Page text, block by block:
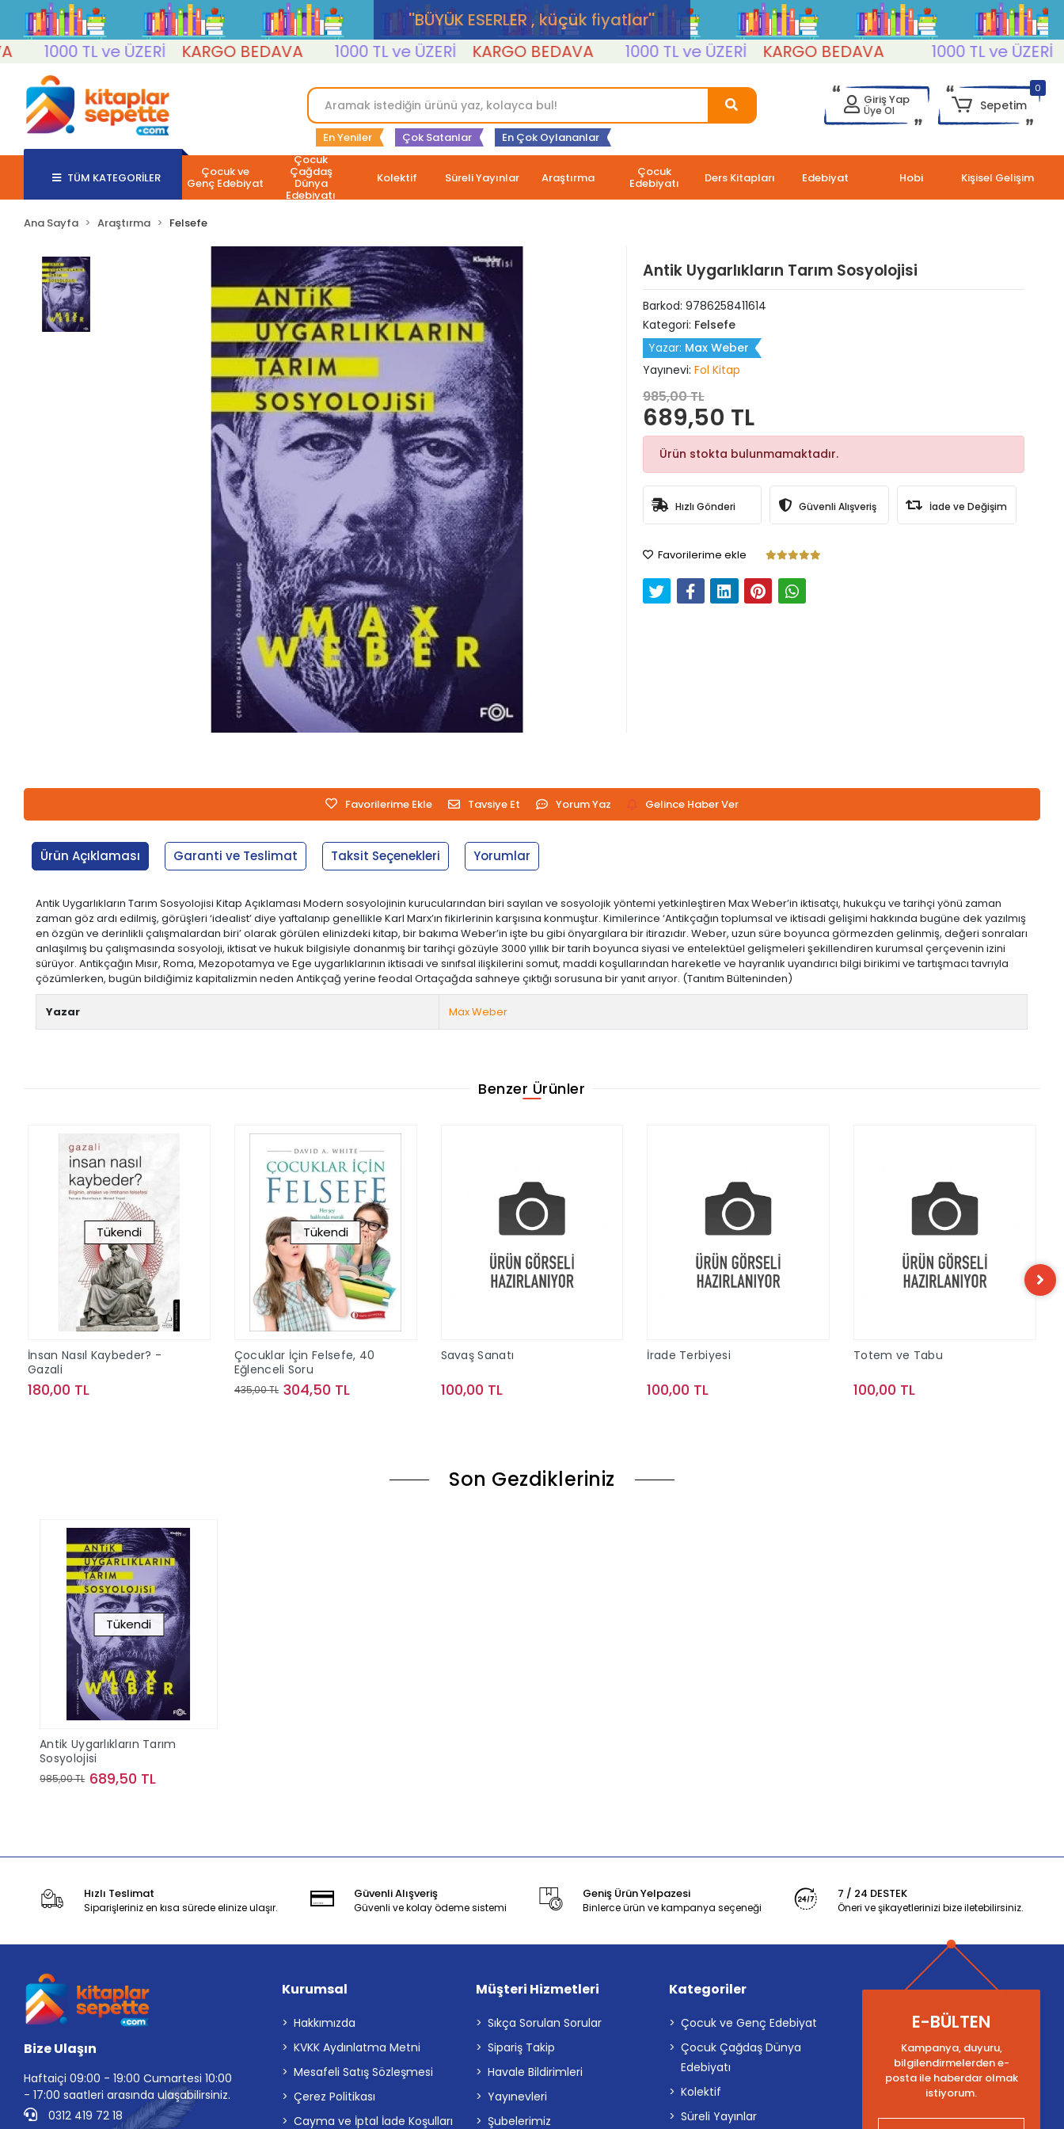
''BÜYÜK ESERLER , küçük fiyatlar''
1000 TL ve ÜZERİ
KARGO BEDAVA 1000 TL ve ÜZERİ KARGO BEDAVA 1000 TL ve ÜZERİ KARGO BEDAVA 1000 TL ve ÜZERİ
En Yeniler Çok Satanlar En Çok Oylananlar
Giriş Yap
Üye Ol
0
Sepetim
TÜM KATEGORİLER Çocuk ve
Genç Edebiyat
Çocuk
Çağdaş
Dünya
Edebiyatı
Kolektif Süreli Yayınlar Araştırma Çocuk
Edebiyatı Ders Kitapları Edebiyat Hobi Kişisel Gelişim
Ana Sayfa Araştırma Felsefe
Antik Uygarlıkların Tarım Sosyolojisi
Barkod: 9786258411614
Kategori: Felsefe
Yazar: Max Weber
Yayınevi: Fol Kitap
985,00 TL
689,50 TL
Ürün stokta bulunmamaktadır.
Hızlı Gönderi Güvenli Alışveriş İade ve Değişim
Favorilerime ekle
Favorilerime Ekle Tavsiye Et Yorum Yaz Gelince Haber Ver
Ürün Açıklaması Garanti ve Teslimat Taksit Seçenekleri Yorumlar
Antik Uygarlıkların Tarım Sosyolojisi Kitap Açıklaması Modern sosyolojinin kurucularından biri sayılan ve sosyolojik yöntemi yetkinleştiren Max Weber’in iktisatçı, hukukçu ve tarihçi yönü zaman
zaman göz ardı edilmiş, görüşleri ‘idealist’ diye yaftalanıp genellikle Karl Marx’ın fikirlerinin karşısına konmuştur. Kimilerince ‘Antikçağın toplumsal ve iktisadi gelişimi hakkında bugüne dek yazılmış
en özgün ve derinlikli çalışmalardan biri’ olarak görülen elinizdeki kitap, bir bakıma Weber’in işte bu gibi önyargılara bir itirazıdır. Weber, uzun süre boyunca görmezden gelinmiş, değeri sonraları
anlaşılmış bu çalışmasında sosyoloji, iktisat ve hukuk bilgisiyle donanmış bir tarihçi gözüyle 3000 yıllık bir tarih boyunca siyasi ve entelektüel gelişmeleri şekillendiren kurumsal çerçevenin izini
sürüyor. Antikçağın Mısır, Roma, Mezopotamya ve Ege uygarlıklarının iktisadi ve sınıfsal ilişkilerini somut, maddi koşullarından hareketle ve hayranlık uyandırıcı bilgi birikimi ve tartışmacı tavrıyla
çözümlerken, bugün bildiğimiz kapitalizmin neden Antikçağ yerine feodal Ortaçağda sahneye çıktığı sorusuna bir yanıt arıyor. (Tanıtım Bülteninden)
Yazar Max Weber
Benzer Ürünler
Tükendi
İnsan Nasıl Kaybeder? -
Gazali
180,00 TL
Tükendi
Çocuklar İçin Felsefe, 40
Eğlenceli Soru
435,00 TL 304,50 TL
Savaş Sanatı
100,00 TL
İrade Terbiyesi
100,00 TL
Totem ve Tabu
100,00 TL
Son Gezdikleriniz
Tükendi
Antik Uygarlıkların Tarım
Sosyolojisi
985,00 TL 689,50 TL
Hızlı Teslimat
Siparişleriniz en kısa sürede elinize ulaşır.
Güvenli Alışveriş
Güvenli ve kolay ödeme sistemi
Geniş Ürün Yelpazesi
Binlerce ürün ve kampanya seçeneği
7 / 24 DESTEK
Öneri ve şikayetlerinizi bize iletebilirsiniz.
Bize Ulaşın
Haftaiçi 09:00 - 19:00 Cumartesi 10:00
- 17:00 saatleri arasında ulaşabilirsiniz.
0312 419 72 18
Kurumsal
Hakkımızda
KVKK Aydınlatma Metni
Mesafeli Satış Sözleşmesi
Çerez Politikası
Cayma ve İptal İade Koşulları
Müşteri Hizmetleri
Sıkça Sorulan Sorular
Sipariş Takip
Havale Bildirimleri
Yayınevleri
Şubelerimiz
Kategoriler
Çocuk ve Genç Edebiyat
Çocuk Çağdaş Dünya
Edebiyatı
Kolektif
Süreli Yayınlar
E-BÜLTEN
Kampanya, duyuru,
bilgilendirmelerden e-
posta ile haberdar olmak
istiyorum.